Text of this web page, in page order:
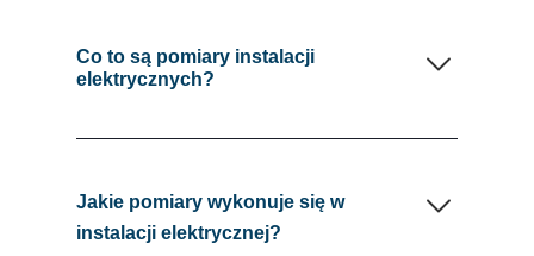
Jakie pomiary wykonuje się w
instalacji elektrycznej?
Co to są pomiary instalacji
elektrycznych?